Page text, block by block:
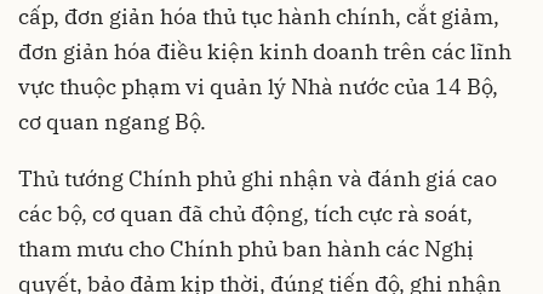
cấp, đơn giản hóa thủ tục hành chính, cắt giảm,
đơn giản hóa điều kiện kinh doanh trên các lĩnh
vực thuộc phạm vi quản lý Nhà nước của 14 Bộ,
cơ quan ngang Bộ.
Thủ tướng Chính phủ ghi nhận và đánh giá cao
các bộ, cơ quan đã chủ động, tích cực rà soát,
tham mưu cho Chính phủ ban hành các Nghị
quyết, bảo đảm kịp thời, đúng tiến độ, ghi nhận